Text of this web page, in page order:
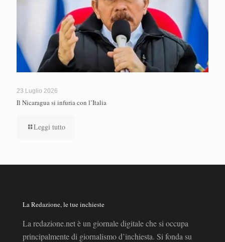
23 Luglio 2026
Il Nicaragua si infuria con l’Italia
Leggi tutto
La Redazione, le tue inchieste
La redazione.net è un giornale digitale che si occupa
principalmente di giornalismo d’inchiesta. Si fonda su